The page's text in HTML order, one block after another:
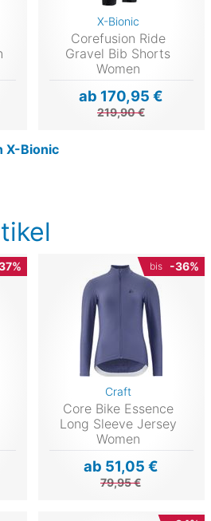
bis -36%
Craft
Core Bike Essence
Long Sleeve Jersey
Women
ab 51,05 €
79,95 €
X-Bionic
Corefusion Ride
Gravel Bib Shorts
Women
ab 170,95 €
219,90 €
X-Bionic